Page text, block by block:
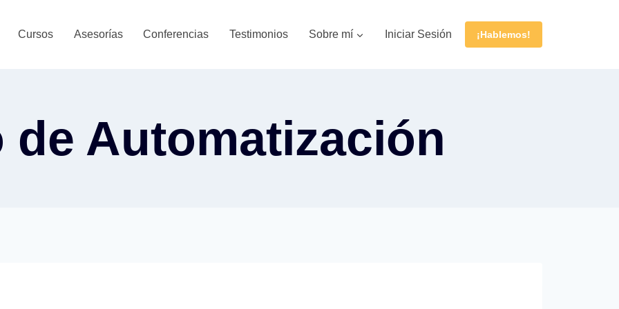
Cursos Asesorías Conferencias Testimonios Sobre mí Iniciar Sesión ¡Hablemos!
de Automatización